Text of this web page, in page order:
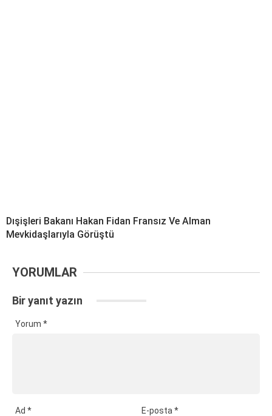
Dışişleri Bakanı Hakan Fidan Fransız Ve Alman
Mevkidaşlarıyla Görüştü
YORUMLAR
Bir yanıt yazın
Yorum *
Ad * E-posta*